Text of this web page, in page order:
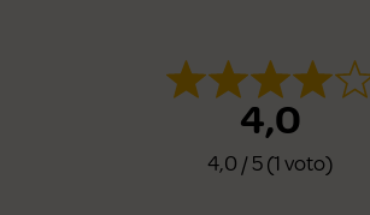
4,0
4,0 / 5 (1 voto)